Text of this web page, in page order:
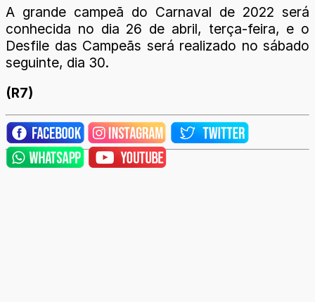
A grande campeã do Carnaval de 2022 será
conhecida no dia 26 de abril, terça-feira, e o
Desfile das Campeãs será realizado no sábado
seguinte, dia 30.
(R7)